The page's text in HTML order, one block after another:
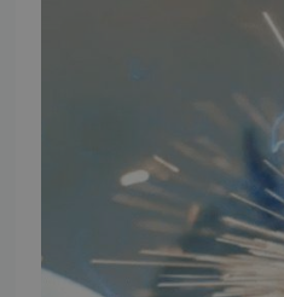
Cookie og
Salgs- og
Vores
Weekend